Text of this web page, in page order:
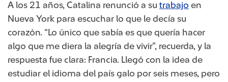
A los 21 años, Catalina renunció a su trabajo​ en
Nueva York para escuchar lo que le decía su
corazón. “Lo único que sabía es que quería hacer
algo que me diera la alegría de vivir”, recuerda, y la
respuesta fue clara: Francia. Llegó con la idea de
estudiar el idioma del país galo por seis meses, pero